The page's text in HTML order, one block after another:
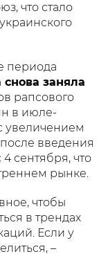
что стало
периода
заняла
рапсового
в июле-
увеличением
введения
сентября, что
рынке.
чтобы
в трендах
Если у
–